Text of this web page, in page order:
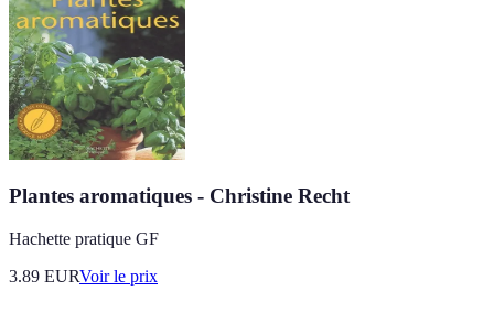
Plantes aromatiques - Christine Recht
Hachette pratique GF
3.89 EURVoir le prix